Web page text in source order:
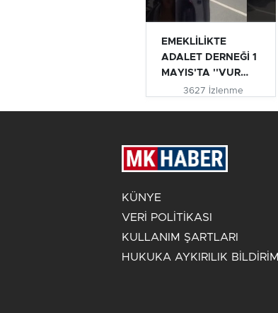
EMEKLİLİKTE
ADALET DERNEĞİ 1
MAYIS'TA ''VUR
VUR İNLESİN VE...
3627 İzlenme
KÜNYE
VERİ POLİTİKASI
KULLANIM ŞARTLARI
HUKUKA AYKIRILIK BİLDİRİMİ